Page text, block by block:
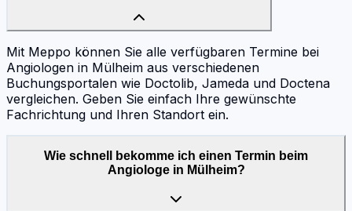
Mit Meppo können Sie alle verfügbaren Termine bei
Angiologen in Mülheim aus verschiedenen
Buchungsportalen wie Doctolib, Jameda und Doctena
vergleichen. Geben Sie einfach Ihre gewünschte
Fachrichtung und Ihren Standort ein.
Wie schnell bekomme ich einen Termin beim
Angiologe in Mülheim?